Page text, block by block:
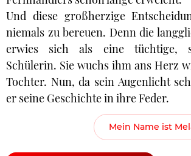
Und diese großherzige
niemals zu bereuen. Denn die
erwies sich als eine tüchtige,
Schülerin. Sie wuchs ihm ans Herz
Tochter. Nun, da sein Augenlicht
er seine Geschichte in ihre Feder.
Mein Name ist